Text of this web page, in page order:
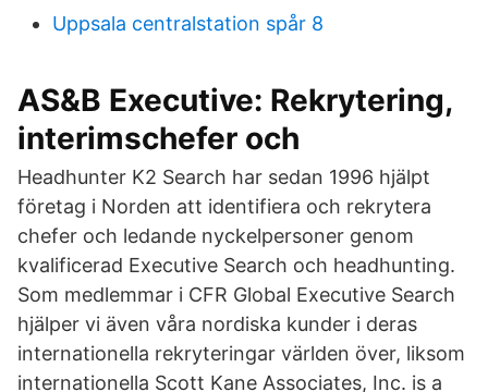
Uppsala centralstation spår 8
AS&B Executive: Rekrytering,
interimschefer och
Headhunter K2 Search har sedan 1996 hjälpt
företag i Norden att identifiera och rekrytera
chefer och ledande nyckelpersoner genom
kvalificerad Executive Search och headhunting.
Som medlemmar i CFR Global Executive Search
hjälper vi även våra nordiska kunder i deras
internationella rekryteringar världen över, liksom
internationella Scott Kane Associates, Inc. is a